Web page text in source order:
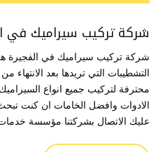
شركة تركيب سيراميك في
شركة تركيب سيراميك في الفجيرة
التشطيبات التي تريدها بعد
محترفة لتركيب جميع انواع
الادوات وافضل الخامات ان كنت
عليك الاتصال بشركتنا مؤسسة